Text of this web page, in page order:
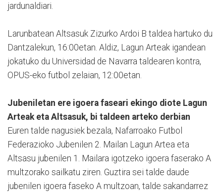
jardunaldiari.
Larunbatean Altsasuk Zizurko Ardoi B taldea hartuko du
Dantzalekun, 16:00etan. Aldiz, Lagun Arteak igandean
jokatuko du Universidad de Navarra taldearen kontra,
OPUS-eko futbol zelaian, 12:00etan.
Jubeniletan ere igoera faseari ekingo diote Lagun
Arteak eta Altsasuk, bi taldeen arteko derbian
Euren talde nagusiek bezala, Nafarroako Futbol
Federazioko Jubenilen 2. Mailan Lagun Artea eta
Altsasu jubenilen 1. Mailara igotzeko igoera faserako A
multzorako sailkatu ziren. Guztira sei talde daude
jubenilen igoera faseko A multzoan, talde sakandarrez